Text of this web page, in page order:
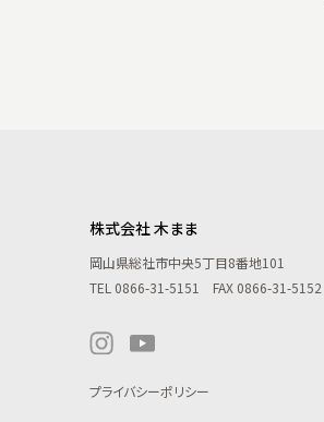
株式会社 木まま
岡山県総社市中央5丁目8番地101
TEL 0866-31-5151 FAX 0866-31-5152
プライバシーポリシー